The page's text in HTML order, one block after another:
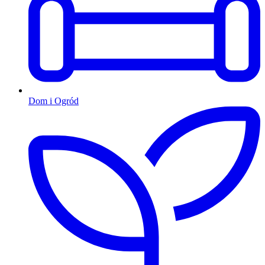
Dom i Ogród